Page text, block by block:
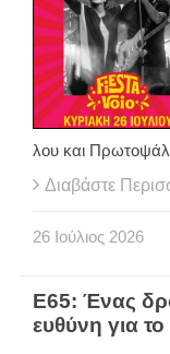
λου και
Διαβάστε
26 Ιούλιος 2026
Ε65: Ένας
ευθύνη για